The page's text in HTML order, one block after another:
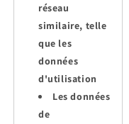
réseau
similaire, telle
que les
données
d'utilisation
Les données
de